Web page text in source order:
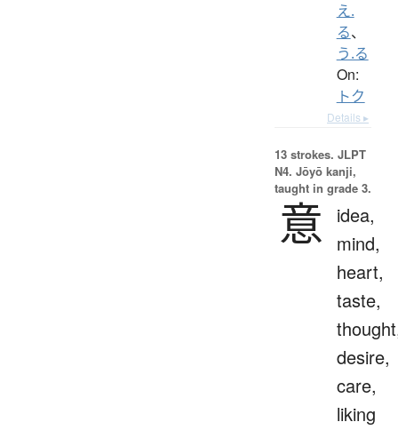
え.
る、
う.る
On:
トク
Details ▸
13 strokes. JLPT
N4. Jōyō kanji,
taught in grade 3.
意
idea,
mind,
heart,
taste,
desire,
care,
liking